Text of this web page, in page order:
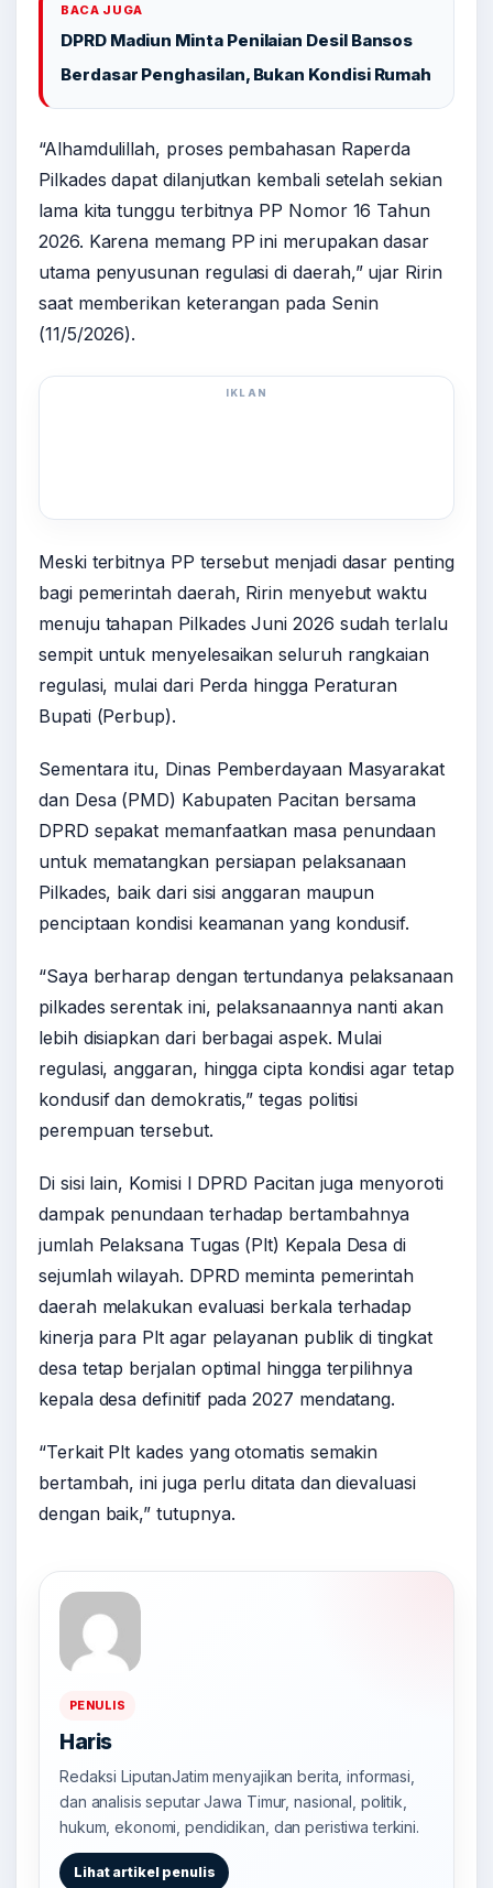
BACA JUGA
DPRD Madiun Minta Penilaian Desil Bansos
Berdasar Penghasilan, Bukan Kondisi Rumah
“Alhamdulillah, proses pembahasan Raperda
Pilkades dapat dilanjutkan kembali setelah sekian
lama kita tunggu terbitnya PP Nomor 16 Tahun
2026. Karena memang PP ini merupakan dasar
utama penyusunan regulasi di daerah,” ujar Ririn
saat memberikan keterangan pada Senin
(11/5/2026).
IKLAN
Meski terbitnya PP tersebut menjadi dasar penting
bagi pemerintah daerah, Ririn menyebut waktu
menuju tahapan Pilkades Juni 2026 sudah terlalu
sempit untuk menyelesaikan seluruh rangkaian
regulasi, mulai dari Perda hingga Peraturan
Bupati (Perbup).
Sementara itu, Dinas Pemberdayaan Masyarakat
dan Desa (PMD) Kabupaten Pacitan bersama
DPRD sepakat memanfaatkan masa penundaan
untuk mematangkan persiapan pelaksanaan
Pilkades, baik dari sisi anggaran maupun
penciptaan kondisi keamanan yang kondusif.
“Saya berharap dengan tertundanya pelaksanaan
pilkades serentak ini, pelaksanaannya nanti akan
lebih disiapkan dari berbagai aspek. Mulai
regulasi, anggaran, hingga cipta kondisi agar tetap
kondusif dan demokratis,” tegas politisi
perempuan tersebut.
Di sisi lain, Komisi I DPRD Pacitan juga menyoroti
dampak penundaan terhadap bertambahnya
jumlah Pelaksana Tugas (Plt) Kepala Desa di
sejumlah wilayah. DPRD meminta pemerintah
daerah melakukan evaluasi berkala terhadap
kinerja para Plt agar pelayanan publik di tingkat
desa tetap berjalan optimal hingga terpilihnya
kepala desa definitif pada 2027 mendatang.
“Terkait Plt kades yang otomatis semakin
bertambah, ini juga perlu ditata dan dievaluasi
dengan baik,” tutupnya.
PENULIS
Haris
Redaksi LiputanJatim menyajikan berita, informasi,
dan analisis seputar Jawa Timur, nasional, politik,
hukum, ekonomi, pendidikan, dan peristiwa terkini.
Lihat artikel penulis